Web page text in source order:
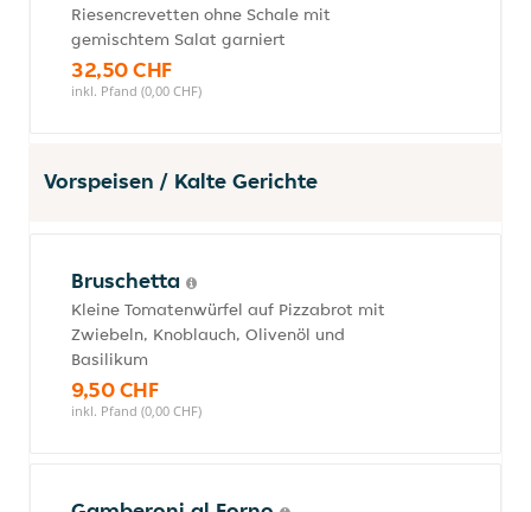
Riesencrevetten ohne Schale mit
gemischtem Salat garniert
32,50 CHF
inkl. Pfand (0,00 CHF)
Vorspeisen / Kalte Gerichte
Bruschetta
Kleine Tomatenwürfel auf Pizzabrot mit
Zwiebeln, Knoblauch, Olivenöl und
Basilikum
9,50 CHF
inkl. Pfand (0,00 CHF)